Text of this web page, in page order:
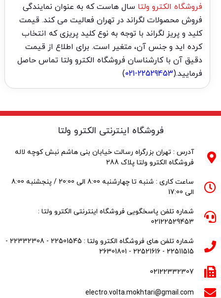
فروشگاه الکترو ولتا سال هاست که به عنوان نمایندگی
فروش محصولات لگراند در تهران فعالیت می کند. قیمت
کلید و پریز لگراند با توجه به نوع کلید پریزی که انتخاب
کرده اید و جنس آن، متغیر است. برای اطلاع از قیمت
دقیق آن با کارشناسان فروشگاه الکترو ولتا تماس حاصل
فرمایید.(22529453-021
)
فروشگاه اینترنتی الکترو ولتا
آدرس : تهران بزرگراه رسالت خیابان بنی هاشم نبش کوچه لاله
فروشگاه الکترو ولتا پلاک 288
ساعت کاری : شنبه تا چهارشنبه 8:00 الی 20:00 / پنجشنبه 8:00
الی 17:00
شماره تلفن پاسخگویی فروشگاه اینترنتی الکترو ولتا :
02122529453
شماره تلفن های فروشگاه الکترو ولتا : 22501545 - 22332308 -
22511515 - 22521616 - 26301801
02122332307
electro.volta.mokhtari@gmail.com